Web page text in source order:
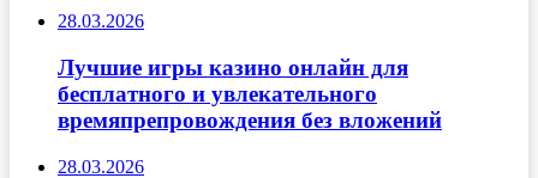
28.03.2026
Лучшие игры казино онлайн для
бесплатного и увлекательного
времяпрепровождения без вложений
28.03.2026